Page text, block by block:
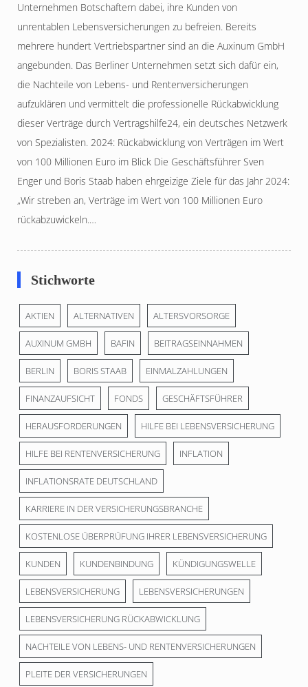
Unternehmen Botschaftern dabei, ihre Kunden von
unrentablen Lebensversicherungen zu befreien. Bereits
mehrere hundert Vertriebspartner sind an die Auxinum GmbH
angebunden. Das Berliner Unternehmen setzt sich dafür ein,
die Nachteile von Lebens- und Rentenversicherungen
aufzuklären und vermittelt die professionelle Rückabwicklung
dieser Verträge durch Vertragshilfe24, ein deutsches Netzwerk
von Spezialisten. 2024: Rückabwicklung von Verträgen im Wert
von 100 Millionen Euro im Blick Die Geschäftsführer Sven
Enger und Boris Staab haben ehrgeizige Ziele für das Jahr 2024:
„Wir streben an, Verträge im Wert von 100 Millionen Euro
rückabzuwickeln.…
Stichworte
AKTIEN ALTERNATIVEN ALTERSVORSORGE
AUXINUM GMBH BAFIN BEITRAGSEINNAHMEN
BERLIN BORIS STAAB EINMALZAHLUNGEN
FINANZAUFSICHT FONDS GESCHÄFTSFÜHRER
HERAUSFORDERUNGEN HILFE BEI LEBENSVERSICHERUNG
HILFE BEI RENTENVERSICHERUNG INFLATION
INFLATIONSRATE DEUTSCHLAND
KARRIERE IN DER VERSICHERUNGSBRANCHE
KOSTENLOSE ÜBERPRÜFUNG IHRER LEBENSVERSICHERUNG
KUNDEN KUNDENBINDUNG KÜNDIGUNGSWELLE
LEBENSVERSICHERUNG LEBENSVERSICHERUNGEN
LEBENSVERSICHERUNG RÜCKABWICKLUNG
NACHTEILE VON LEBENS- UND RENTENVERSICHERUNGEN
PLEITE DER VERSICHERUNGEN